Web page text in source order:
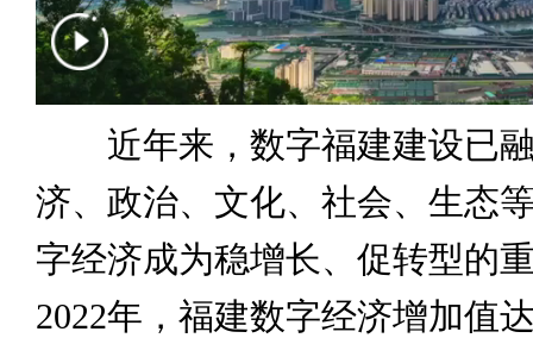
近年来，数字福建建设已融
济、政治、文化、社会、生态
字经济成为稳增长、促转型的
2022年，福建数字经济增加值